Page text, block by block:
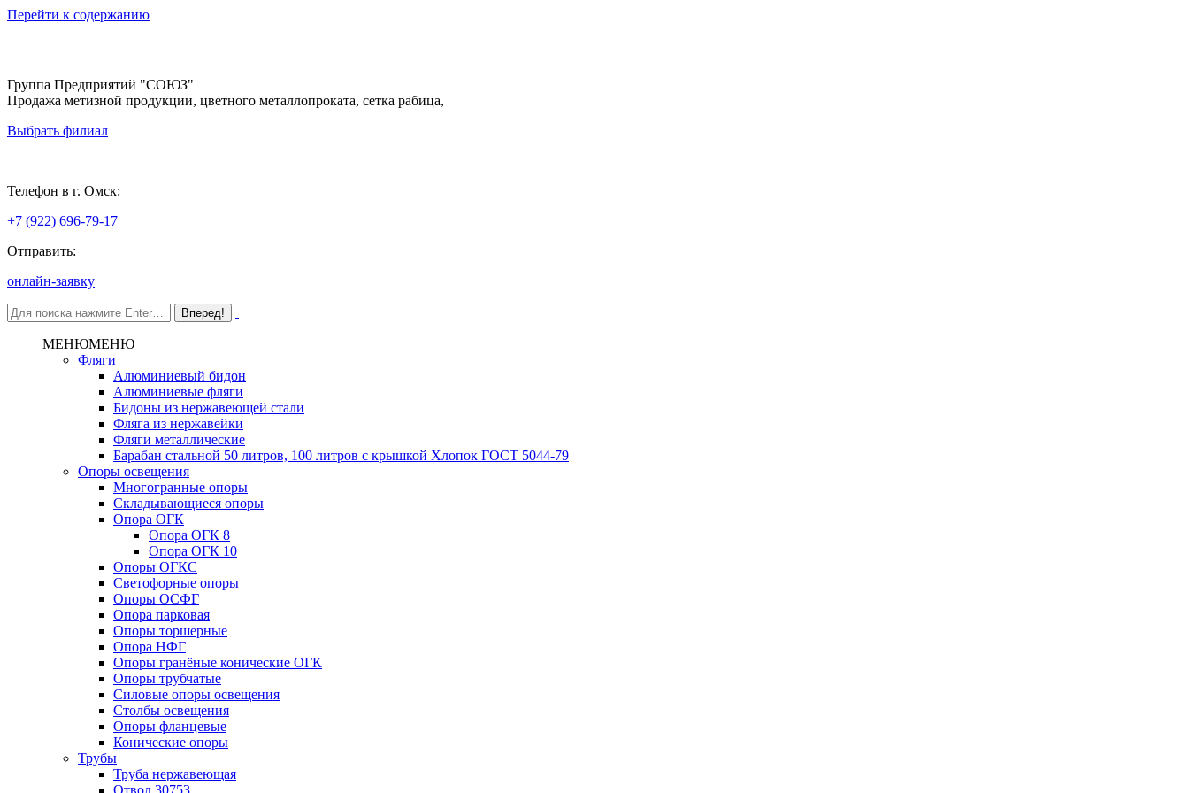
Перейти к содержанию
Группа Предприятий "СОЮЗ"
Продажа метизной продукции, цветного металлопроката, сетка рабица,
Выбрать филиал
Телефон в г. Омск:
+7 (922) 696-79-17
Отправить:
онлайн-заявку
МЕНЮМЕНЮ
Фляги
Алюминиевый бидон
Алюминиевые фляги
Бидоны из нержавеющей стали
Фляга из нержавейки
Фляги металлические
Барабан стальной 50 литров, 100 литров с крышкой Хлопок ГОСТ 5044-79
Опоры освещения
Многогранные опоры
Складывающиеся опоры
Опора ОГК
Опора ОГК 8
Опора ОГК 10
Опоры ОГКС
Светофорные опоры
Опоры ОСФГ
Опора парковая
Опоры торшерные
Опора НФГ
Опоры гранёные конические ОГК
Опоры трубчатые
Силовые опоры освещения
Столбы освещения
Опоры фланцевые
Конические опоры
Трубы
Труба нержавеющая
Отвод 30753